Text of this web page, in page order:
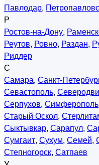
Павлодар,
Р
Ростов-на-Дону,
Реутов, Ровно, Раздан,
Риддер
С
Самара, Санкт-
Севастополь,
Серпухов, Симферополь
Старый Оскол,
Сыктывкар, Сарапул,
Сумгаит, Сухум, Семей,
Степногорск, Сатпаев